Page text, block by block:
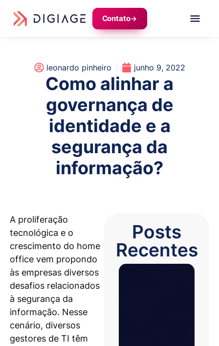
Contato
leonardo pinheiro junho 9, 2022
Como alinhar a
governança de
identidade e a
segurança da
informação?
A proliferação
tecnológica e o
crescimento do home
office vem propondo
às empresas diversos
desafios relacionados
à segurança da
informação. Nesse
cenário, diversos
gestores de TI têm
Posts
Recentes